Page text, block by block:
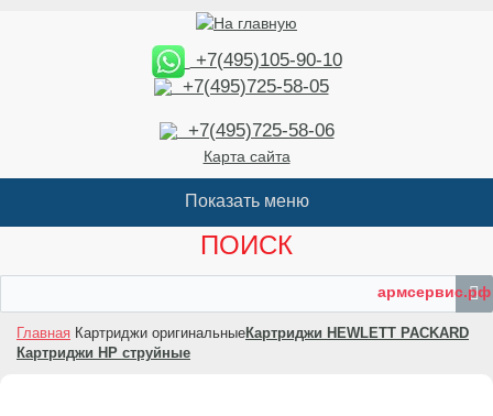
+7(495)105-90-10
+7(495)725-58-05
+7(495)725-58-06
Карта сайта
ПОИСК
армсервис.рф
Главная Картриджи оригинальныеКартриджи HEWLETT PACKARD
Картриджи HP струйные